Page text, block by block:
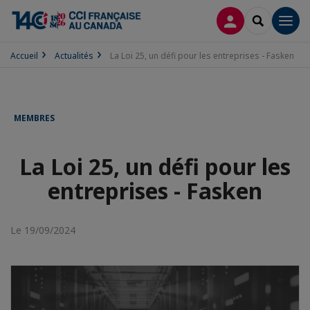
CONNEXION
Accueil Actualités La Loi 25, un défi pour les entreprises - Fasken
MEMBRES
La Loi 25, un défi pour les
entreprises - Fasken
Le 19/09/2024